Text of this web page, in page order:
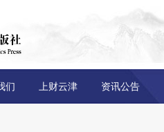
们 上财云津 资讯公告